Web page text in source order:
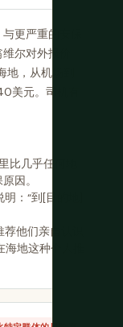
更严重的安保
尔对外报价
，从机场到
美元。司机有
比几乎任何地
因。
：“到[目的地]
他们亲自认识
地这种个人推